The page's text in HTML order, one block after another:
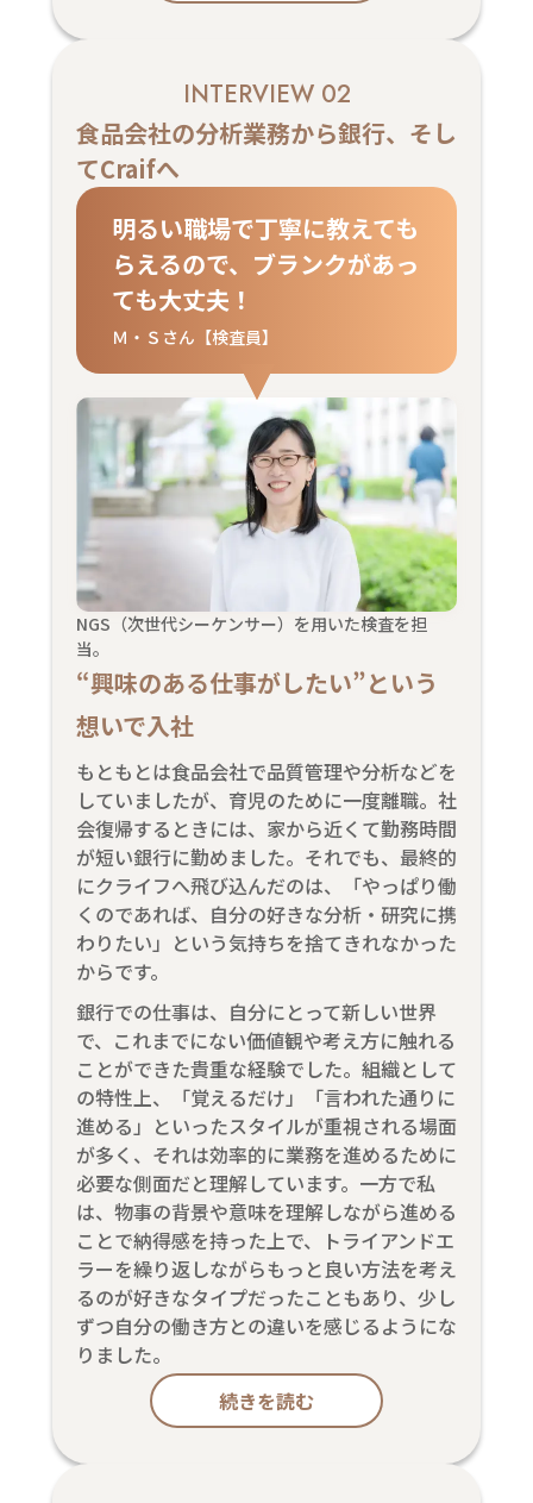
INTERVIEW 02
食品会社の分析業務から銀行、そし
てCraifへ
明るい職場で丁寧に教えても
らえるので、ブランクがあっ
ても大丈夫！
Ｍ・Ｓさん【検査員】
NGS（次世代シーケンサー）を用いた検査を担
当。
“興味のある仕事がしたい”という
想いで入社
もともとは食品会社で品質管理や分析などを
していましたが、育児のために一度離職。社
会復帰するときには、家から近くて勤務時間
が短い銀行に勤めました。それでも、最終的
にクライフへ飛び込んだのは、「やっぱり働
くのであれば、自分の好きな分析・研究に携
わりたい」という気持ちを捨てきれなかった
からです。
銀行での仕事は、自分にとって新しい世界
で、これまでにない価値観や考え方に触れる
ことができた貴重な経験でした。組織として
の特性上、「覚えるだけ」「言われた通りに
進める」といったスタイルが重視される場面
が多く、それは効率的に業務を進めるために
必要な側面だと理解しています。一方で私
は、物事の背景や意味を理解しながら進める
ことで納得感を持った上で、トライアンドエ
ラーを繰り返しながらもっと良い方法を考え
るのが好きなタイプだったこともあり、少し
ずつ自分の働き方との違いを感じるようにな
りました。
続きを読む